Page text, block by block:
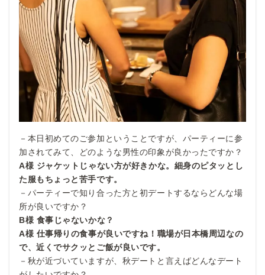
－本日初めてのご参加ということですが、パーティーに参
加されてみて、どのような男性の印象が良かったですか？
A様 ジャケットじゃない方が好きかな。細身のピタッとし
た服もちょっと苦手です。
－パーティーで知り合った方と初デートするならどんな場
所が良いですか？
B様 食事じゃないかな？
A様 仕事帰りの食事が良いですね！職場が日本橋周辺なの
で、近くでサクッとご飯が良いです。
－秋が近づいていますが、秋デートと言えばどんなデート